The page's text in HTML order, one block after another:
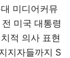
미디어커뮤
미국 대통령
적 의사 표현
지자들까지 S